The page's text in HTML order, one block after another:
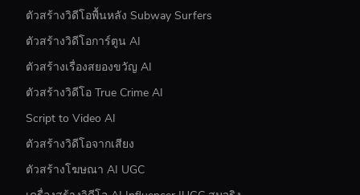
ตัวสร้างวิดีโอพื้นหลัง Subway Surfers
ตัวสร้างวิดีโอการ์ตูน AI
ตัวสร้างเรื่องสยองขวัญ AI
ตัวสร้างวิดีโอ True Crime AI
Script to Video AI
ตัวสร้างวิดีโอจากเสียง
ตัวสร้างโฆษณา AI UGC